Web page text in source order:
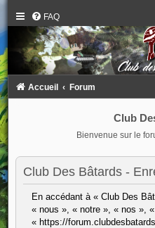
FAQ
Accueil Forum
Club
Bienvenue sur le
Club Des Bâtards -
En accédant à « Club Des
« nous », « notre », « nos »,
« https://